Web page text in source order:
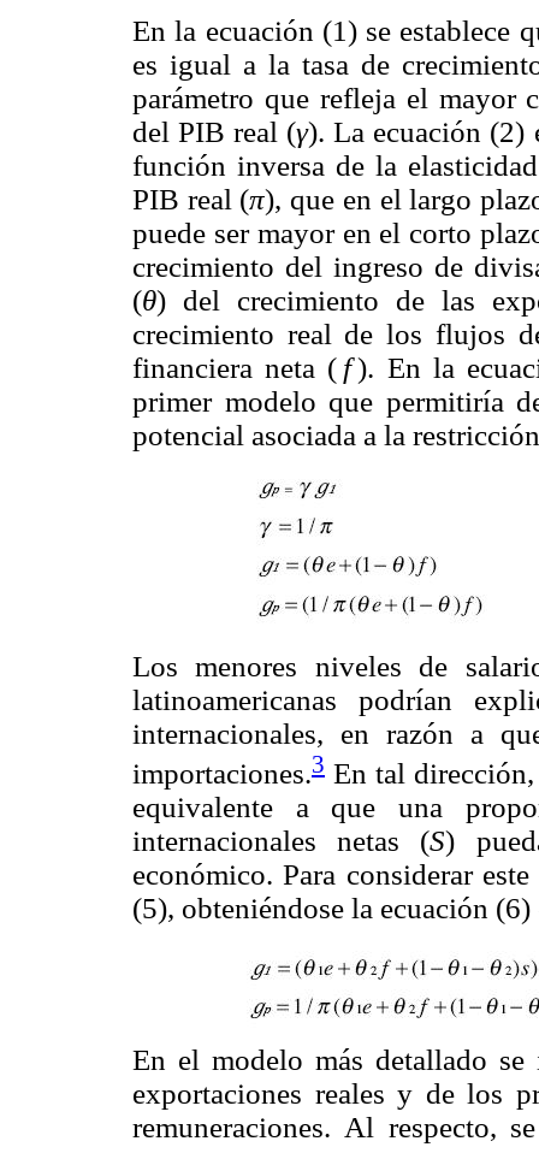
En la ecuación (1) se establece
es igual a la tasa de
parámetro que refleja el mayor
del PIB real (γ). La ecuación (2)
función inversa de la
PIB real (π), que en el largo
puede ser mayor en el corto
crecimiento del ingreso de
(θ) del crecimiento de las
crecimiento real de los flujos
financiera neta ( f). En la
primer modelo que permitiría
potencial asociada a la
Los menores niveles de
latinoamericanas podrían
internacionales, en razón a
importaciones.3 En tal
equivalente a que una
internacionales netas (S)
económico. Para considerar
(5), obteniéndose la ecuación
En el modelo más detallado
exportaciones reales y de los
remuneraciones. Al respecto,